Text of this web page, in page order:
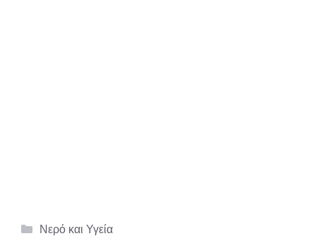
Κατηγορίες
Νερό και Υγεία